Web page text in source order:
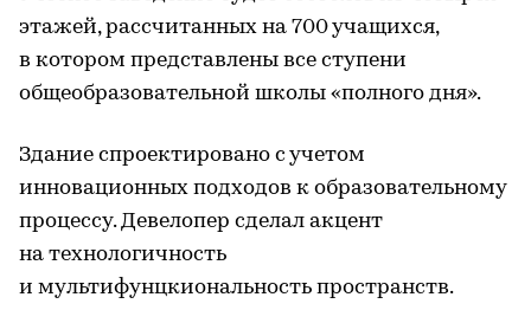
этажей, рассчитанных на 700 учащихся,
в котором представлены все ступени
общеобразовательной школы «полного дня».
Здание спроектировано с учетом
инновационных подходов к образовательному
процессу. Девелопер сделал акцент
на технологичность
и мультифунцкиональность пространств.